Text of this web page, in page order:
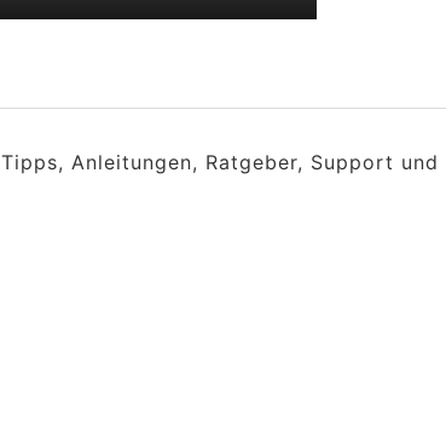
Tipps, Anleitungen, Ratgeber, Support und